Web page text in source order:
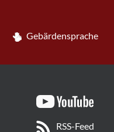
Gebärdensprache
RSS-Feed